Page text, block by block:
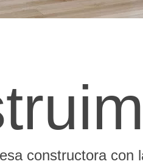
constructora con